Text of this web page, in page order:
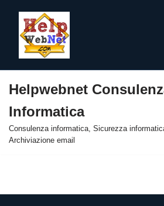
al
contenuto
Helpwebnet
Informatica
Consulenza informatica, Sicurezza
Archiviazione email